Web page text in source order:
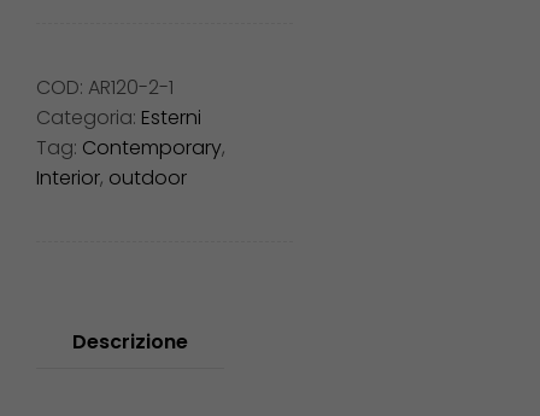
COD: AR120-2-1
Categoria: Esterni
Tag: Contemporary,
Interior, outdoor
Descrizione